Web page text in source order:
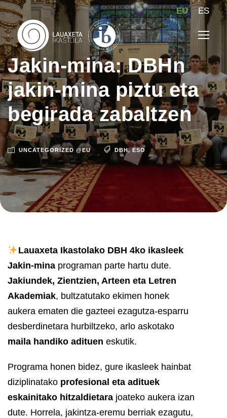
EU ES
Jakin-mina: DBHn
jakin-mina piztu eta
begirada zabaltzen
UNCATEGORIZED @EU DBH, ESO
Lauaxeta Ikastolako DBH 4ko ikasleek
Jakin-mina programan parte hartu dute.
Jakiundek, Zientzien, Arteen eta Letren
Akademiak, bultzatutako ekimen honek
aukera ematen die gazteei ezagutza-esparru
desberdinetara hurbiltzeko, arlo askotako
maila handiko adituen eskutik.
Programa honen bidez, gure ikasleek hainbat
diziplinatako profesional eta adituek
eskainitako hitzaldietara joateko aukera izan
dute. Horrela, jakintza-eremu berriak ezagutu,